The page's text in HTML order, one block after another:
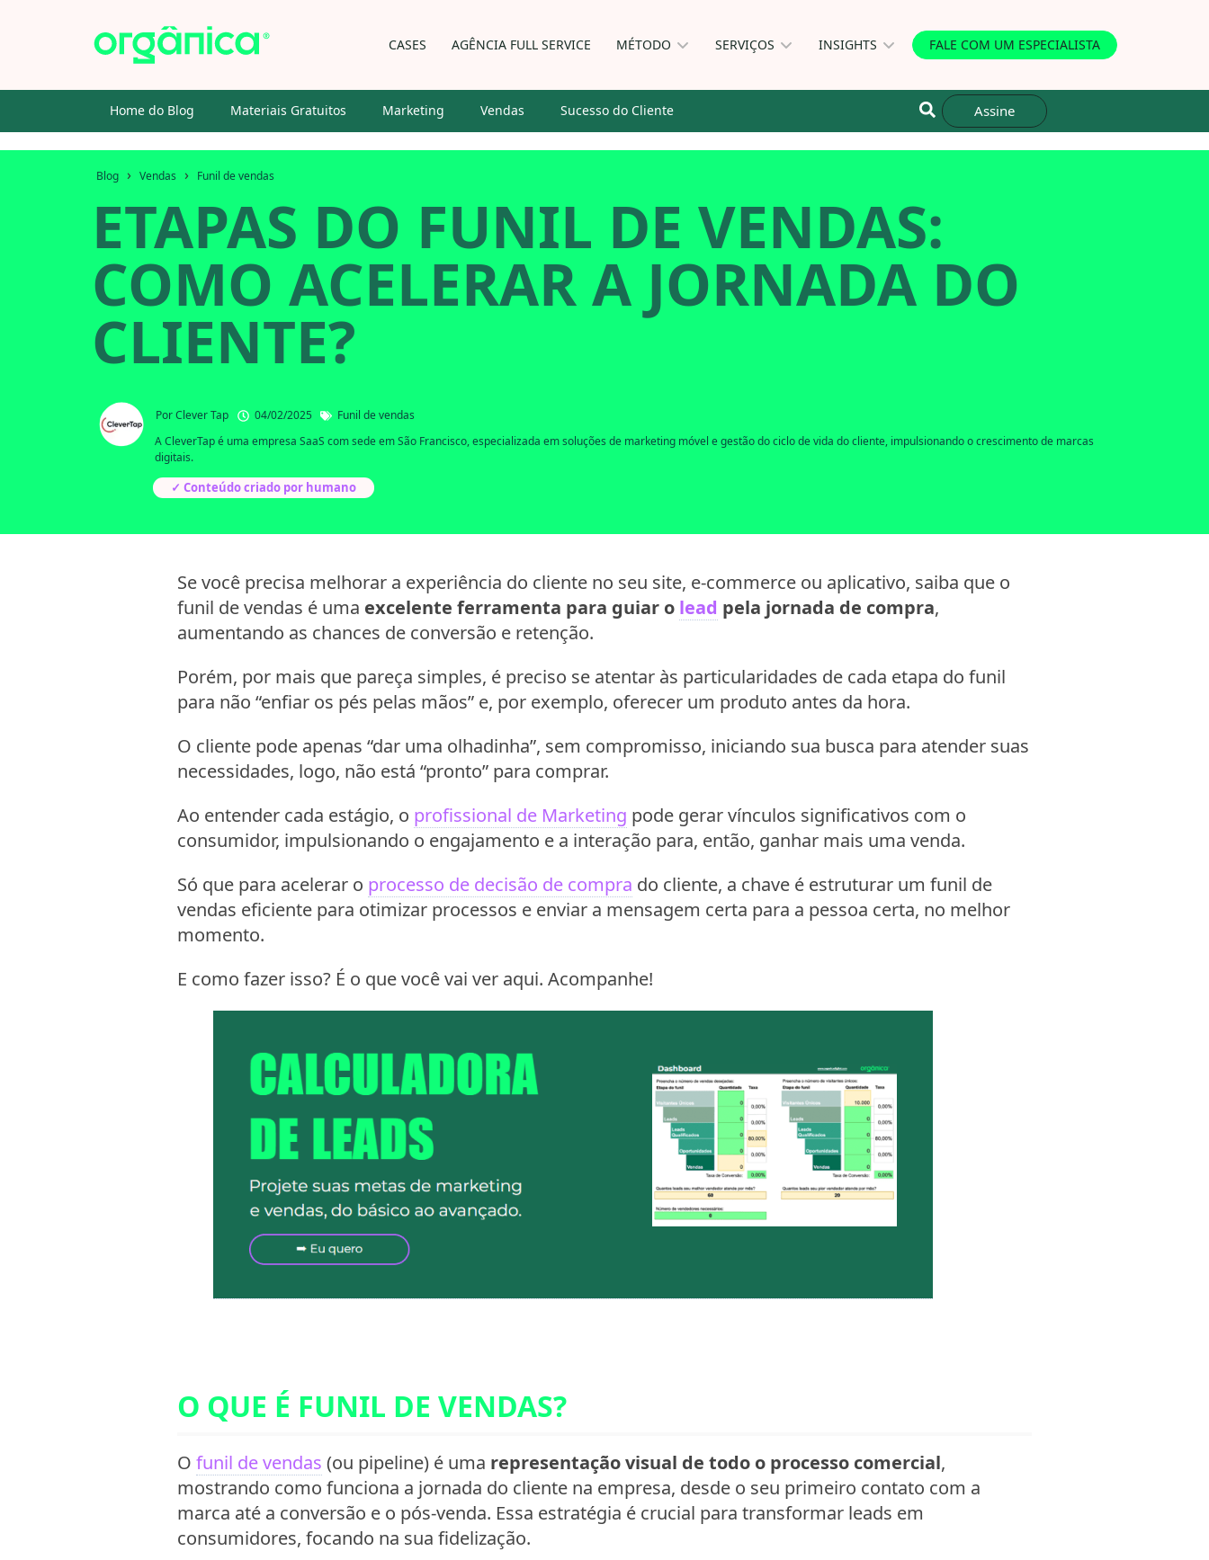
CASES AGÊNCIA FULL SERVICE MÉTODO SERVIÇOS INSIGHTS FALE COM UM ESPECIALISTA
Home do Blog Materiais Gratuitos Marketing Vendas Sucesso do Cliente Assine
Blog › Vendas › Funil de vendas
ETAPAS DO FUNIL DE VENDAS:
COMO ACELERAR A JORNADA DO
CLIENTE?
PorClever Tap 04/02/2025
Funil de vendas
A CleverTap é uma empresa SaaS com sede em São Francisco, especializada em soluções de marketing móvel e gestão do ciclo de vida do cliente, impulsionando o crescimento de marcas
digitais.
✓ Conteúdo criado por humano
Se você precisa melhorar a experiência do cliente no seu site, e-commerce ou aplicativo, saiba que o
funil de vendas é uma excelente ferramenta para guiar o lead pela jornada de compra,
aumentando as chances de conversão e retenção.
Porém, por mais que pareça simples, é preciso se atentar às particularidades de cada etapa do funil
para não “enfiar os pés pelas mãos” e, por exemplo, oferecer um produto antes da hora.
O cliente pode apenas “dar uma olhadinha”, sem compromisso, iniciando sua busca para atender suas
necessidades, logo, não está “pronto” para comprar.
Ao entender cada estágio, o profissional de Marketing pode gerar vínculos significativos com o
consumidor, impulsionando o engajamento e a interação para, então, ganhar mais uma venda.
Só que para acelerar o processo de decisão de compra do cliente, a chave é estruturar um funil de
vendas eficiente para otimizar processos e enviar a mensagem certa para a pessoa certa, no melhor
momento.
E como fazer isso? É o que você vai ver aqui. Acompanhe!
O QUE É FUNIL DE VENDAS?
O funil de vendas (ou pipeline) é uma representação visual de todo o processo comercial,
mostrando como funciona a jornada do cliente na empresa, desde o seu primeiro contato com a
marca até a conversão e o pós-venda. Essa estratégia é crucial para transformar leads em
consumidores, focando na sua fidelização.